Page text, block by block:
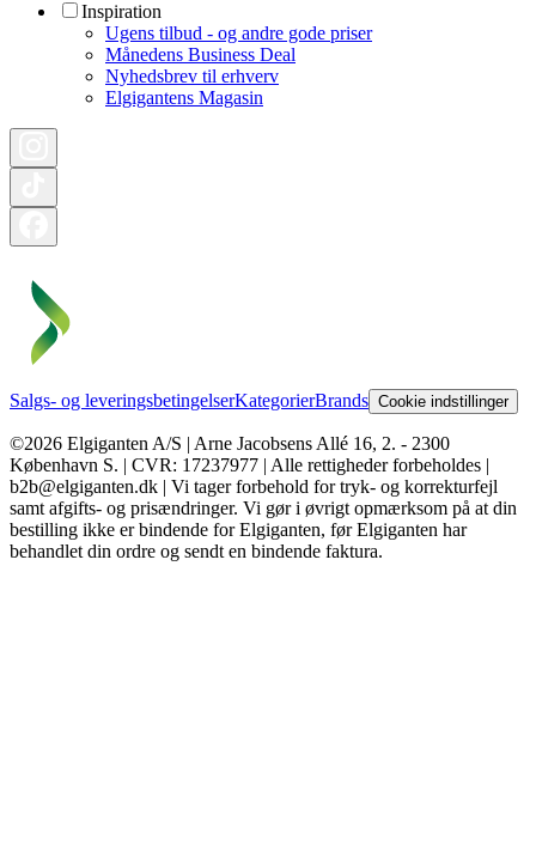
Inspiration
Ugens tilbud - og andre gode priser
Månedens Business Deal
Nyhedsbrev til erhverv
Elgigantens Magasin
Salgs- og leveringsbetingelserKategorierBrands Cookie indstillinger
©2026 Elgiganten A/S | Arne Jacobsens Allé 16, 2. - 2300
København S. | CVR: 17237977 | Alle rettigheder forbeholdes |
b2b@elgiganten.dk | Vi tager forbehold for tryk- og korrekturfejl
samt afgifts- og prisændringer. Vi gør i øvrigt opmærksom på at din
bestilling ikke er bindende for Elgiganten, før Elgiganten har
behandlet din ordre og sendt en bindende faktura.